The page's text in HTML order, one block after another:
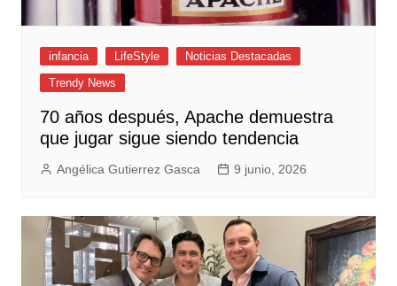
infancia LifeStyle
Noticias Destacadas
Trendy News
70 años después, Apache demuestra
que jugar sigue siendo tendencia
Angélica Gutierrez Gasca 9 junio, 2026